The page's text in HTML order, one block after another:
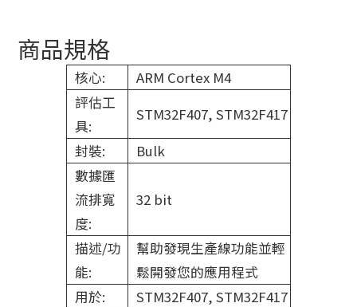
商品規格
核心:
ARM Cortex M4
評估工
具:
STM32F407, STM32F417
封裝:
Bulk
數據匯
流排寬
度:
32 bit
描述/功
能:
幫助發現生產線功能並輕
鬆開發您的應用程式
用於:
STM32F407, STM32F417